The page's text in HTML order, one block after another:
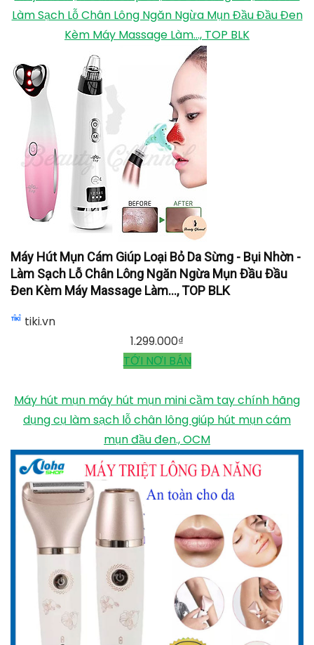
Làm Sạch Lỗ Chân Lông Ngăn Ngừa Mụn Đầu Đầu Đen
Kèm Máy Massage Làm..., TOP BLK
Máy Hút Mụn Cám Giúp Loại Bỏ Da Sừng - Bụi Nhờn -
Làm Sạch Lỗ Chân Lông Ngăn Ngừa Mụn Đầu Đầu
Đen Kèm Máy Massage Làm..., TOP BLK
tiki.vn
1.299.000₫
TỚI NƠI BÁN
Máy hút mụn máy hút mụn mini cầm tay chính hãng
dụng cụ làm sạch lỗ chân lông giúp hút mụn cám
mụn đầu đen., OCM